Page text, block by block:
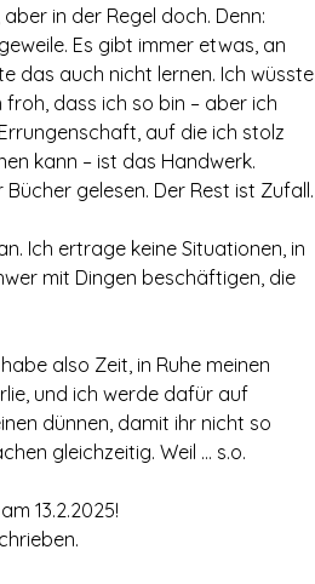
in der Regel doch. Denn:
Es gibt immer etwas, an
das auch nicht lernen. Ich wüsste
froh, dass ich so bin – aber ich
auf die ich stolz
kann – ist das Handwerk.
gelesen. Der Rest ist Zufall.
Ich ertrage keine Situationen, in
mit Dingen beschäftigen, die
also Zeit, in Ruhe meinen
und ich werde dafür auf
dünnen, damit ihr nicht so
gleichzeitig. Weil … s.o.
13.2.2025!